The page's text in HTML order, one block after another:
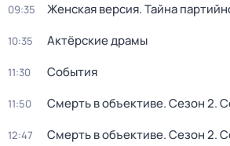
09:35 Женская версия. Тайна
10:35 Актёрские драмы
11:30 События
11:50 Смерть в объективе. Сезон 2.
12:47 Смерть в объективе. Сезон 2.